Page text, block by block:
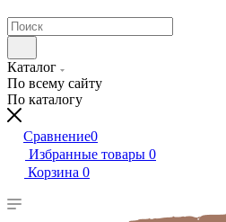
Каталог
По всему сайту
По каталогу
Сравнение0
Избранные товары 0
Корзина 0